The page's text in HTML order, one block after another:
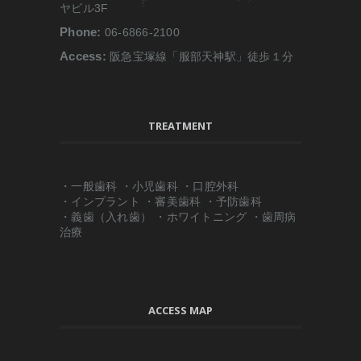
ヤビル3F
Phone: 06-6866-2100
Access: 阪急宝塚線「服部天神駅」徒歩１分
TREATMENT
・一般歯科 ・小児歯科 ・口腔外科
・インプラント ・審美歯科 ・予防歯科
・義歯（入れ歯） ・ホワイトニング ・歯周病
治療
ACCESS MAP